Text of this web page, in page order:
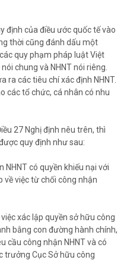
định của điều ước quốc tế vào
thời cũng đánh dấu một
quy phạm pháp luật Việt
chung và NHNT nói riêng.
ra các tiêu chí xác định NHNT.
các tổ chức, cá nhân có nhu
27 Nghị định nêu trên, thì
quy định như sau:
NHNT có quyền khiếu nại với
về việc từ chối công nhận
xác lập quyền sở hữu công
bằng con đường hành chính,
cầu công nhận NHNT và có
trưởng Cục Sở hữu công